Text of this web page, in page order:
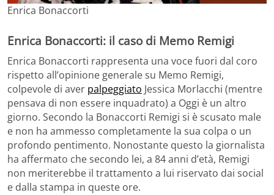
Enrica Bonaccorti
Enrica Bonaccorti: il caso di Memo Remigi
Enrica Bonaccorti rappresenta una voce fuori dal coro
rispetto all’opinione generale su Memo Remigi,
colpevole di aver palpeggiato Jessica Morlacchi (mentre
pensava di non essere inquadrato) a Oggi è un altro
giorno. Secondo la Bonaccorti Remigi si è scusato male
e non ha ammesso completamente la sua colpa o un
profondo pentimento. Nonostante questo la giornalista
ha affermato che secondo lei, a 84 anni d’età, Remigi
non meriterebbe il trattamento a lui riservato dai social
e dalla stampa in queste ore.